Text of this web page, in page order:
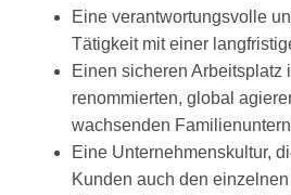
Eine verantwortungsvolle
Tätigkeit mit einer
Einen sicheren Arbeitsplatz
renommierten, global
wachsenden
Eine Unternehmenskultur,
Kunden auch den